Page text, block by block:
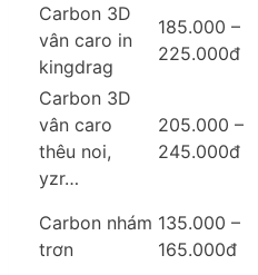
Carbon 3D
vân caro in
kingdrag
185.000 –
225.000đ
Carbon 3D
vân caro
thêu noi,
yzr…
205.000 –
245.000đ
Carbon nhám
trơn
135.000 –
165.000đ